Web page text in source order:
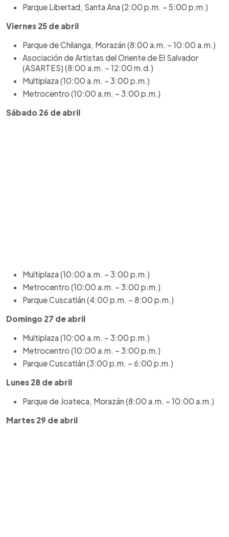
Parque Libertad, Santa Ana (2:00 p.m. – 5:00 p.m.)
Viernes 25 de abril
Parque de Chilanga, Morazán (8:00 a.m. – 10:00 a.m.)
Asociación de Artistas del Oriente de El Salvador
(ASARTES) (8:00 a.m. – 12:00 m.d.)
Multiplaza (10:00 a.m. – 3:00 p.m.)
Metrocentro (10:00 a.m. – 3:00 p.m.)
Sábado 26 de abril
Multiplaza (10:00 a.m. – 3:00 p.m.)
Metrocentro (10:00 a.m. – 3:00 p.m.)
Parque Cuscatlán (4:00 p.m. – 8:00 p.m.)
Domingo 27 de abril
Multiplaza (10:00 a.m. – 3:00 p.m.)
Metrocentro (10:00 a.m. – 3:00 p.m.)
Parque Cuscatlán (3:00 p.m. – 6:00 p.m.)
Lunes 28 de abril
Parque de Joateca, Morazán (8:00 a.m. – 10:00 a.m.)
Martes 29 de abril